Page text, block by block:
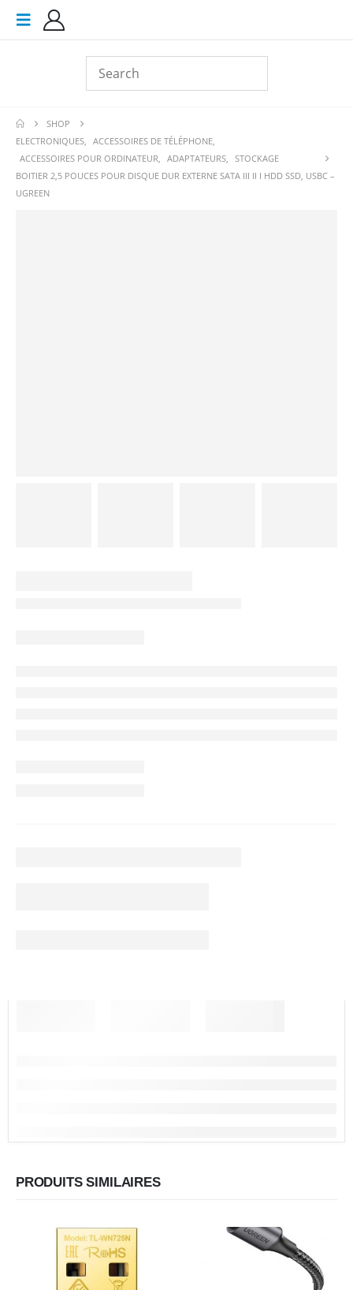
SHOP
ELECTRONIQUES, ACCESSOIRES DE TÉLÉPHONE,
ACCESSOIRES POUR ORDINATEUR, ADAPTATEURS, STOCKAGE
BOITIER 2,5 POUCES POUR DISQUE DUR EXTERNE SATA III II I HDD SSD, USBC –
UGREEN
PRODUITS SIMILAIRES